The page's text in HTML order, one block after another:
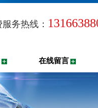
务热线：
在线留言